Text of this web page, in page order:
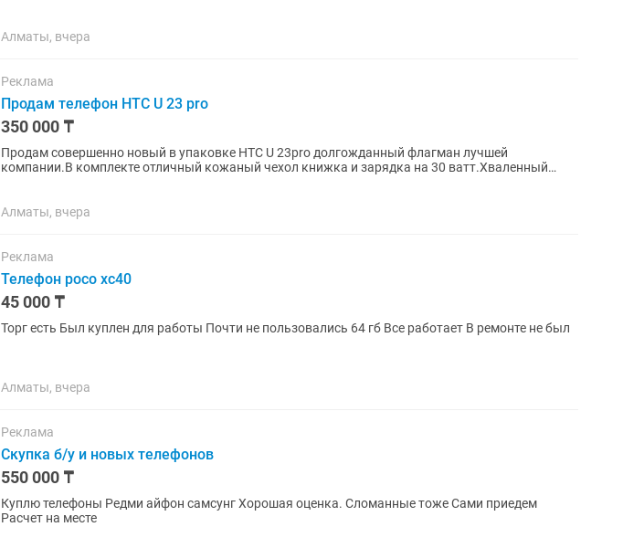
Алматы, вчера
Реклама
Продам телефон HTC U 23 pro
350 000 ₸
Продам совершенно новый в упаковке HTC U 23pro долгожданный флагман лучшей
компании.В комплекте отличный кожаный чехол книжка и зарядка на 30 ватт.Хваленный
Алматы, вчера
Реклама
Телефон poco xc40
45 000 ₸
Торг есть Был куплен для работы Почти не пользовались 64 гб Все работает В ремонте не был
Алматы, вчера
Реклама
Скупка б/у и новых телефонов
550 000 ₸
Куплю телефоны Редми айфон самсунг Хорошая оценка. Сломанные тоже Сами приедем
Расчет на месте